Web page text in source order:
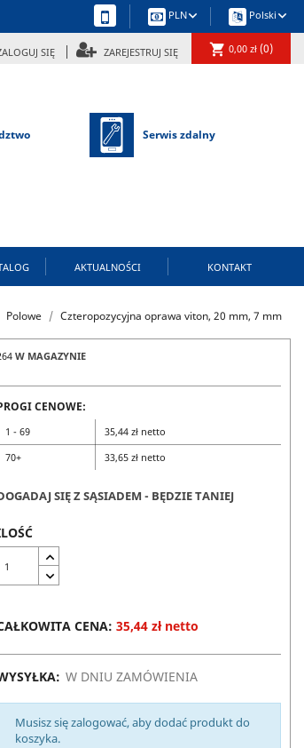
PLNkeyboard_arrow_down Polskikeyboard_arrow_down
SIĘ ZAREJESTRUJ SIĘ shopping_cart 0,00 zł (0)
Serwis zdalny
AKTUALNOŚCI KONTAKT
Polowe Czteropozycyjna oprawa viton, 20 mm, 7 mm
W MAGAZYNIE
CENOWE:
1 - 69
35,44 zł netto
70+
33,65 zł netto
SIĘ Z SĄSIADEM - BĘDZIE TANIEJ
CENA: 35,44 zł netto
W DNIU ZAMÓWIENIA
Musisz się zalogować, aby dodać produkt do
koszyka.